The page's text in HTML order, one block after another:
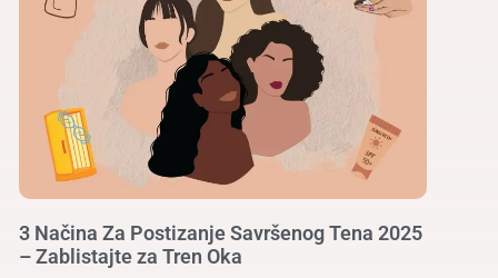
3 Načina Za Postizanje Savršenog Tena 2025
– Zablistajte za Tren Oka